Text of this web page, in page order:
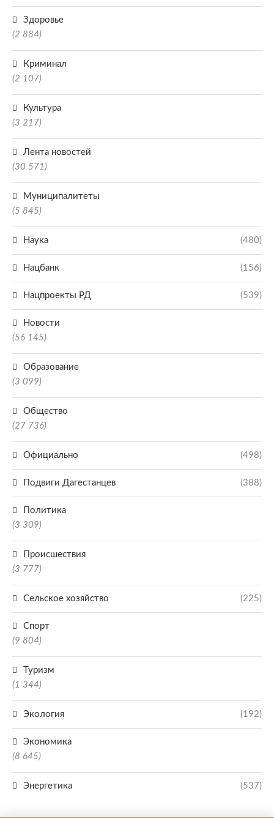
Здоровье
(2 884)
Криминал
(2 107)
Культура
(3 217)
Лента новостей
(30 571)
Муниципалитеты
(5 845)
Наука (480)
Нацбанк (156)
Нацпроекты РД (539)
Новости
(56 145)
Образование
(3 099)
Общество
(27 736)
Официально (498)
Подвиги Дагестанцев (388)
Политика
(3 309)
Происшествия
(3 777)
Сельское хозяйство (225)
Спорт
(9 804)
Туризм
(1 344)
Экология (192)
Экономика
(8 645)
Энергетика (537)